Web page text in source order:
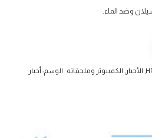
وضد الماء.
الأحبار الكمبيوتر وملحقاته الوسم: أحبار